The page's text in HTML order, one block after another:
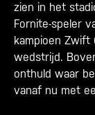
zien in het
Fornite-speler
kampioen Zwift
wedstrijd.
onthuld waar
vanaf nu met